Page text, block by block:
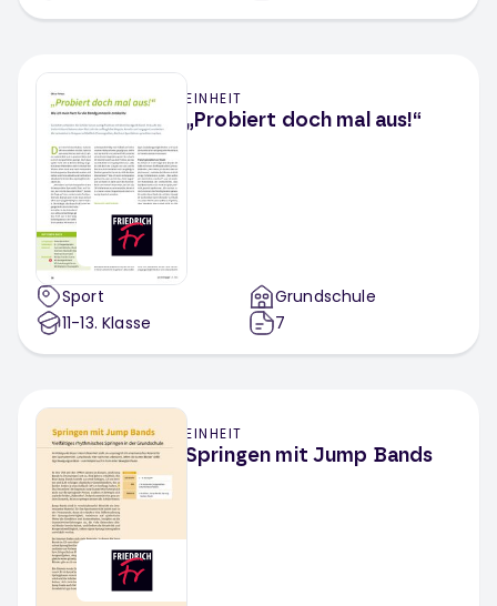
EINHEIT
„Probiert doch mal aus!“
Sport
11-13. Klasse
Grundschule
7
EINHEIT
Springen mit Jump Bands